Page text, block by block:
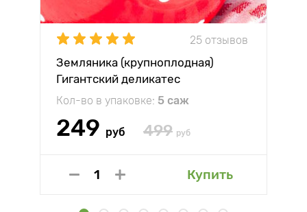
25 отзывов
Земляника (крупноплодная)
Гигантский деликатес
Кол-во в упаковке: 5 саж
249 руб 499 руб
Купить